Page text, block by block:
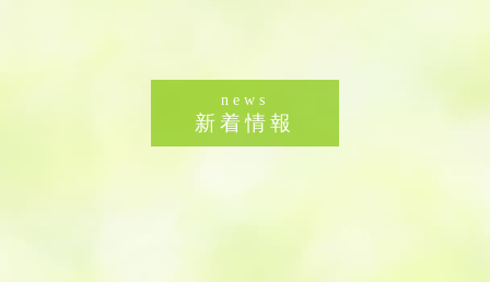
news
新着情報